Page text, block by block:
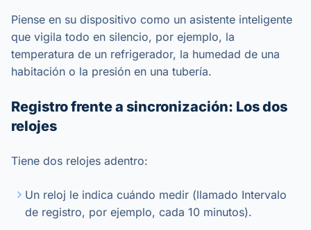
Piense en su dispositivo como un asistente inteligente
que vigila todo en silencio, por ejemplo, la
temperatura de un refrigerador, la humedad de una
habitación o la presión en una tubería.
Registro frente a sincronización: Los dos
relojes
Tiene dos relojes adentro:
Un reloj le indica cuándo medir (llamado Intervalo
de registro, por ejemplo, cada 10 minutos).